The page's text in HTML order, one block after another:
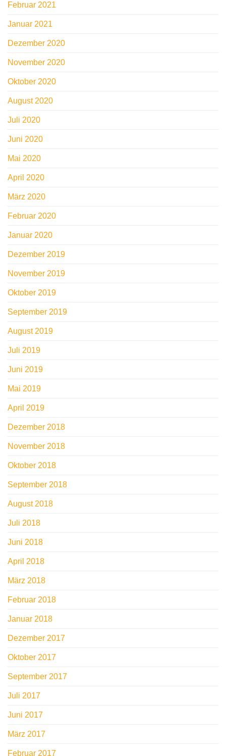
Februar 2021
Januar 2021
Dezember 2020
November 2020
Oktober 2020
August 2020
Juli 2020
Juni 2020
Mai 2020
April 2020
März 2020
Februar 2020
Januar 2020
Dezember 2019
November 2019
Oktober 2019
September 2019
August 2019
Juli 2019
Juni 2019
Mai 2019
April 2019
Dezember 2018
November 2018
Oktober 2018
September 2018
August 2018
Juli 2018
Juni 2018
April 2018
März 2018
Februar 2018
Januar 2018
Dezember 2017
Oktober 2017
September 2017
Juli 2017
Juni 2017
März 2017
Februar 2017